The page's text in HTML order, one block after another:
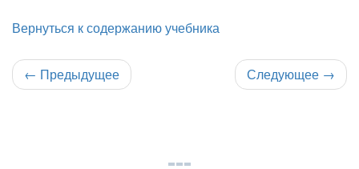
Вернуться к содержанию учебника
← Предыдущее Следующее →